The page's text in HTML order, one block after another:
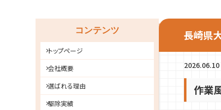
長崎県
2026.06.10
作業
コンテンツ
トップページ
会社概要
選ばれる理由
駆除実績